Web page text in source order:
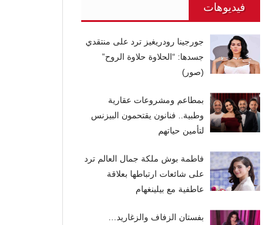
فيديوهات
جورجينا رودريغيز ترد على منتقدي
جسدها: “الحلاوة حلاوة الروح”
(صور)
بمطاعم ومشروعات عقارية
وطبية.. فنانون يقتحمون البيزنس
لتأمين حياتهم
فاطمة بوش ملكة جمال العالم ترد
على شائعات ارتباطها بعلاقة
عاطفية مع بيلينغهام
بفستان الزفاف والزغاريد…